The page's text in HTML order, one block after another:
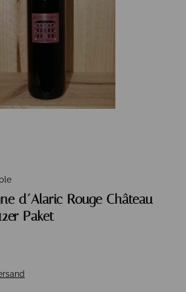
d´Alaric Rouge Château
Paket